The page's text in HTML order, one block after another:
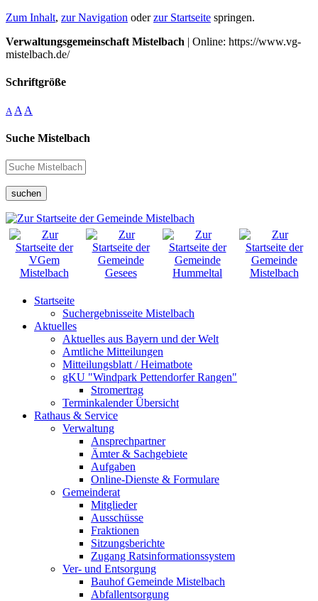
Zum Inhalt, zur Navigation oderzur Startseite springen.
Verwaltungsgemeinschaft Mistelbach | Online: https://www.vg-
mistelbach.de/
Schriftgröße
A A A
Suche Mistelbach
suchen
Startseite
Suchergebnisseite Mistelbach
Aktuelles
Aktuelles aus Bayern und der Welt
Amtliche Mitteilungen
Mitteilungsblatt / Heimatbote
gKU "Windpark Pettendorfer Rangen"
Stromertrag
Terminkalender Übersicht
Rathaus & Service
Verwaltung
Ansprechpartner
Ämter & Sachgebiete
Aufgaben
Online-Dienste & Formulare
Gemeinderat
Mitglieder
Ausschüsse
Fraktionen
Sitzungsberichte
Zugang Ratsinformationssystem
Ver- und Entsorgung
Bauhof Gemeinde Mistelbach
Abfallentsorgung